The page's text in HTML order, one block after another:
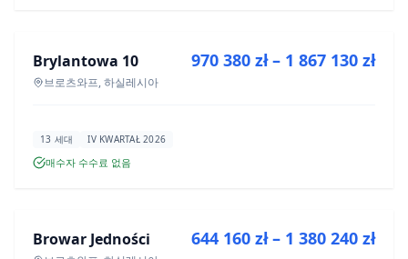
신규 분양
Brylantowa 10
브로츠와프, 하실레시아
970 380 zł – 1 867 130 zł
13 세대 IV KWARTAŁ 2026
매수자 수수료 없음
신규 분양
Browar Jedności 644 160 zł – 1 380 240 zł